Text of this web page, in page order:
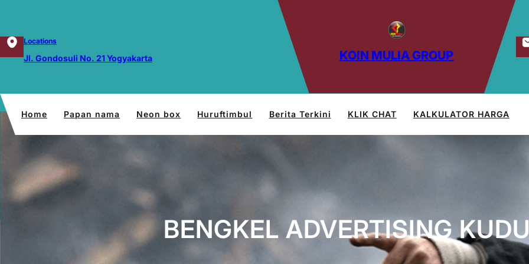
konten
Locations
Jl. Gondosuli No. 21 Yogyakarta KOIN MULIA GROUP
Home Papan nama Neon box Huruftimbul Berita Terkini KLIK CHAT KALKULATOR HARGA
BENGKEL ADVERTISING